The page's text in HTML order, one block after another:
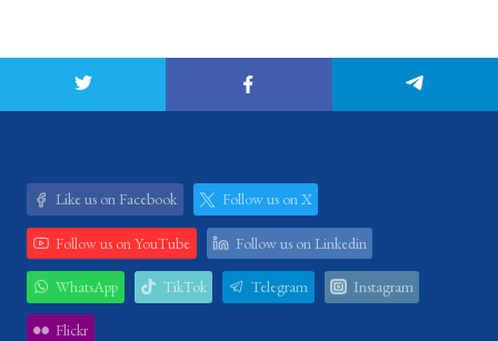
Like us on Facebook Follow us on X
Follow us on YouTube Follow us on Linkedin
WhatsApp TikTok Telegram Instagram
Flickr